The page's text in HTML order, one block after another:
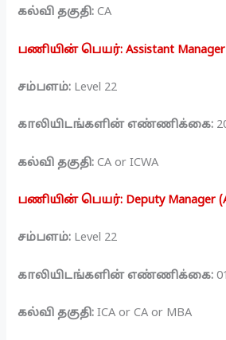
கல்வி தகுதி: CA
பணியின் பெயர்: Assistant Manager
சம்பளம்: Level 22
காலியிடங்களின் எண்ணிக்கை:
கல்வி தகுதி: CA or ICWA
பணியின் பெயர்: Deputy Manager
சம்பளம்: Level 22
காலியிடங்களின் எண்ணிக்கை: 01
கல்வி தகுதி: ICA or CA or MBA